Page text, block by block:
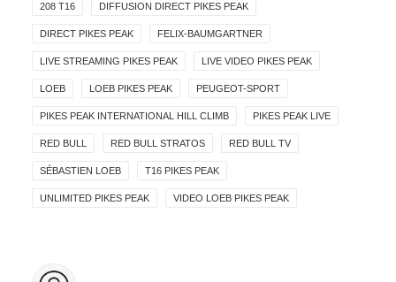
208 T16 DIFFUSION DIRECT PIKES PEAK
DIRECT PIKES PEAK FELIX-BAUMGARTNER
LIVE STREAMING PIKES PEAK LIVE VIDEO PIKES PEAK
LOEB LOEB PIKES PEAK PEUGEOT-SPORT
PIKES PEAK INTERNATIONAL HILL CLIMB PIKES PEAK LIVE
RED BULL RED BULL STRATOS RED BULL TV
SÉBASTIEN LOEB T16 PIKES PEAK
UNLIMITED PIKES PEAK VIDEO LOEB PIKES PEAK